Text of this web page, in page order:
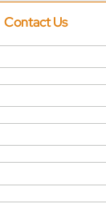
Contact Us